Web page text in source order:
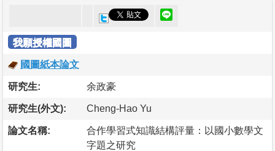
我願授權國圖
國圖紙本論文
研究生: 余政豪
研究生(外文): Cheng-Hao Yu
論文名稱:
合作學習式知識結構評量：以國小數學文
字題之研究